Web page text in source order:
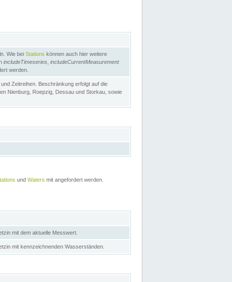
Wie bei Stations können auch hier weitere
includeTimeseries includeCurrentMeasurement
werden.
Zeitreihen. Beschränkung erfolgt auf die
Nienburg, Roepzig, Dessau und Storkau, sowie
und Waters mit angefordert werden.
mit dem aktuelle Messwert.
mit kennzeichnenden Wasserständen.